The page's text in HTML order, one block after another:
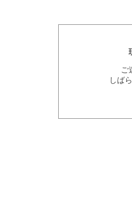
ご
しば